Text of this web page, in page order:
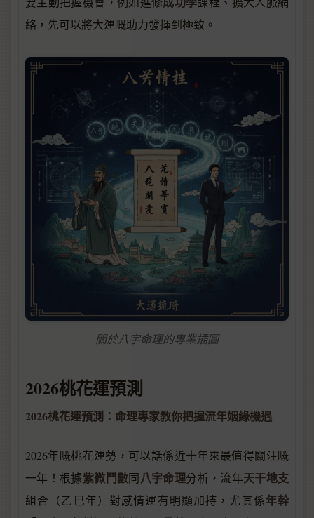
絡，先可以將大運嘅助力發揮到極致。
關於八字命理的專業插圖
2026桃花運預測
2026桃花運預測：命理專家教你把握流年姻緣機遇
2026年嘅桃花運勢，可以話係近十年來最值得關注嘅
一年！根據紫微鬥數同八字命理分析，流年天干地支
組合（乙巳年）對感情運有明顯加持，尤其係年幹